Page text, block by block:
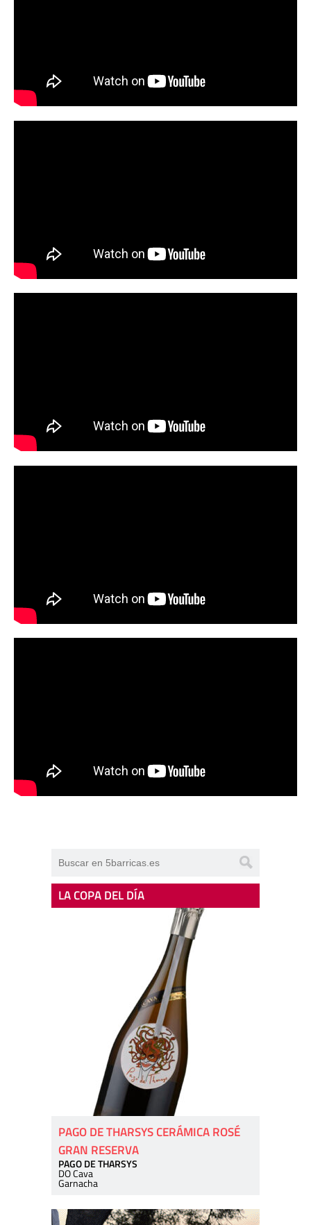
LA COPA DEL DÍA
PAGO DE THARSYS CERÁMICA ROSÉ
GRAN RESERVA
PAGO DE THARSYS
DO Cava
Garnacha